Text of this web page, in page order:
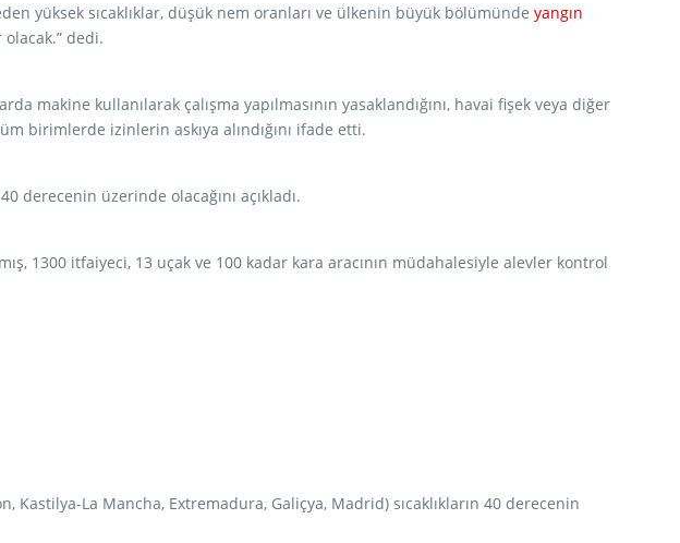
yüksek sıcaklıklar, düşük nem oranları ve ülkenin büyük bölümünde yangın
dedi.
makine kullanılarak çalışma yapılmasının yasaklandığını, havai fişek veya diğer
birimlerde izinlerin askıya alındığını ifade etti.
derecenin üzerinde olacağını açıkladı.
1300 itfaiyeci, 13 uçak ve 100 kadar kara aracının müdahalesiyle alevler kontrol
La Mancha, Extremadura, Galiçya, Madrid) sıcaklıkların 40 derecenin